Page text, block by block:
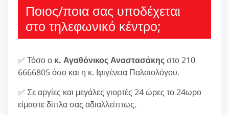
Ποιος/ποια σας υποδέχεται
στο τηλεφωνικό κέντρο;
✅ Τόσο ο κ. Αγαθόνικος Αναστασάκηςστο 210
6666805 όσο και η κ. Ιφιγένεια Παλαιολόγου.
✅ Σε αργίες και μεγάλες γιορτές 24 ώρες το 24ωρο
είμαστε δίπλα σας αδιαλλείπτως.